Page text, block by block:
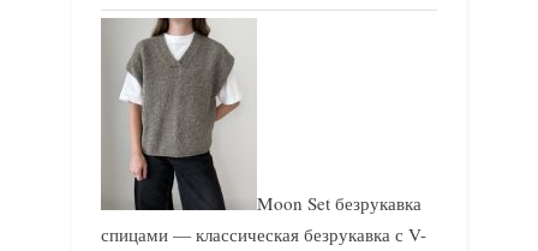
Moon Set безрукавка
спицами — классическая безрукавка с V-